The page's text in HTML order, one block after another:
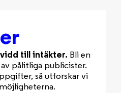
till intäkter. Bli en
pålitliga publicister.
så utforskar vi